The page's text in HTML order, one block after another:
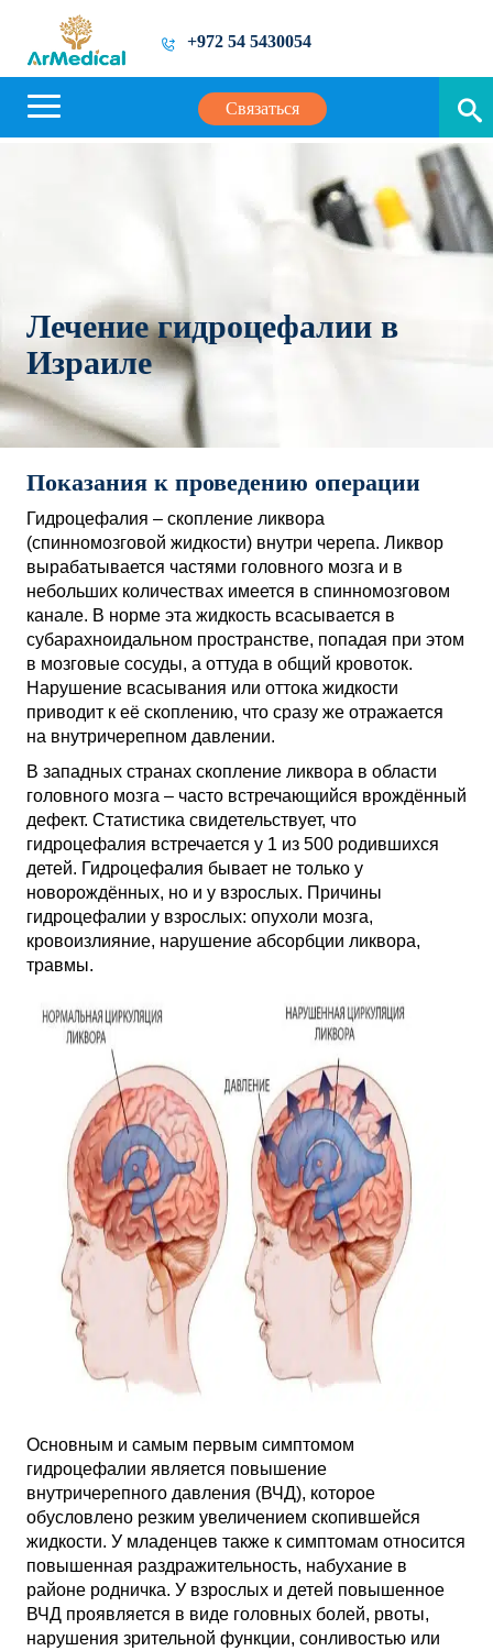
+972 54 5430054
Связаться
Лечение гидроцефалии в
Израиле
Показания к проведению операции
Гидроцефалия – скопление ликвора
(спинномозговой жидкости) внутри черепа. Ликвор
вырабатывается частями головного мозга и в
небольших количествах имеется в спинномозговом
канале. В норме эта жидкость всасывается в
субарахноидальном пространстве, попадая при этом
в мозговые сосуды, а оттуда в общий кровоток.
Нарушение всасывания или оттока жидкости
приводит к её скоплению, что сразу же отражается
на внутричерепном давлении.
В западных странах скопление ликвора в области
головного мозга – часто встречающийся врождённый
дефект. Статистика свидетельствует, что
гидроцефалия встречается у 1 из 500 родившихся
детей. Гидроцефалия бывает не только у
новорождённых, но и у взрослых. Причины
гидроцефалии у взрослых: опухоли мозга,
кровоизлияние, нарушение абсорбции ликвора,
травмы.
Основным и самым первым симптомом
гидроцефалии является повышение
внутричерепного давления (ВЧД), которое
обусловлено резким увеличением скопившейся
жидкости. У младенцев также к симптомам относится
повышенная раздражительность, набухание в
районе родничка. У взрослых и детей повышенное
ВЧД проявляется в виде головных болей, рвоты,
нарушения зрительной функции, сонливостью или